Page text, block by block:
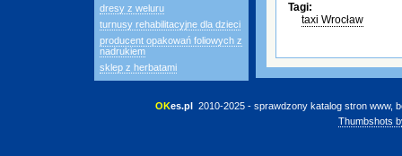
dresy z weluru
turnusy rehabilitacyjne dla dzieci
producent opakowań foliowych z
nadrukiem
sklep z herbatami
Tagi:
taxi Wrocław
OKes.pl 2010-2025 - sprawdzony katalog stron www,
Thumbshots